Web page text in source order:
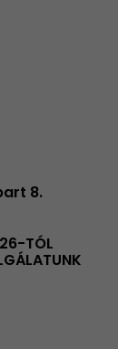
8.
TÓL